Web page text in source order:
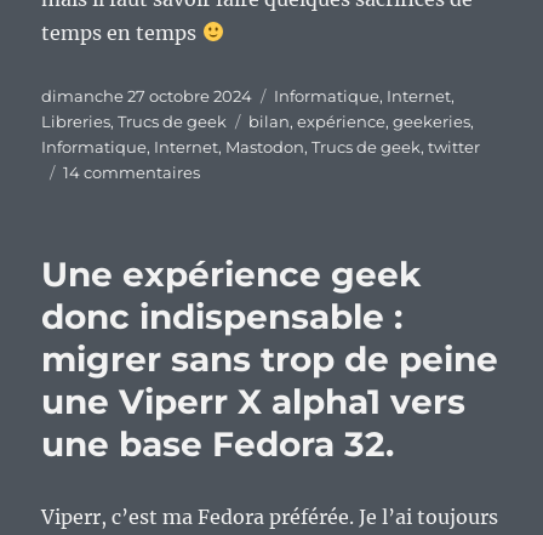
temps en temps
Publié
le
dimanche 27 octobre 2024 Catégories
Informatique, Internet,
Libreries,Trucs de geek Étiquettes
bilan,expérience,geekeries,
Informatique, Internet, Mastodon,Trucs de geek,twitter
14 commentairessur
Twitter,
le
bilan.
Une expérience geek
donc indispensable :
migrer sans trop de peine
une Viperr X alpha1 vers
une base Fedora 32.
Viperr, c’est ma Fedora préférée. Je l’ai toujours